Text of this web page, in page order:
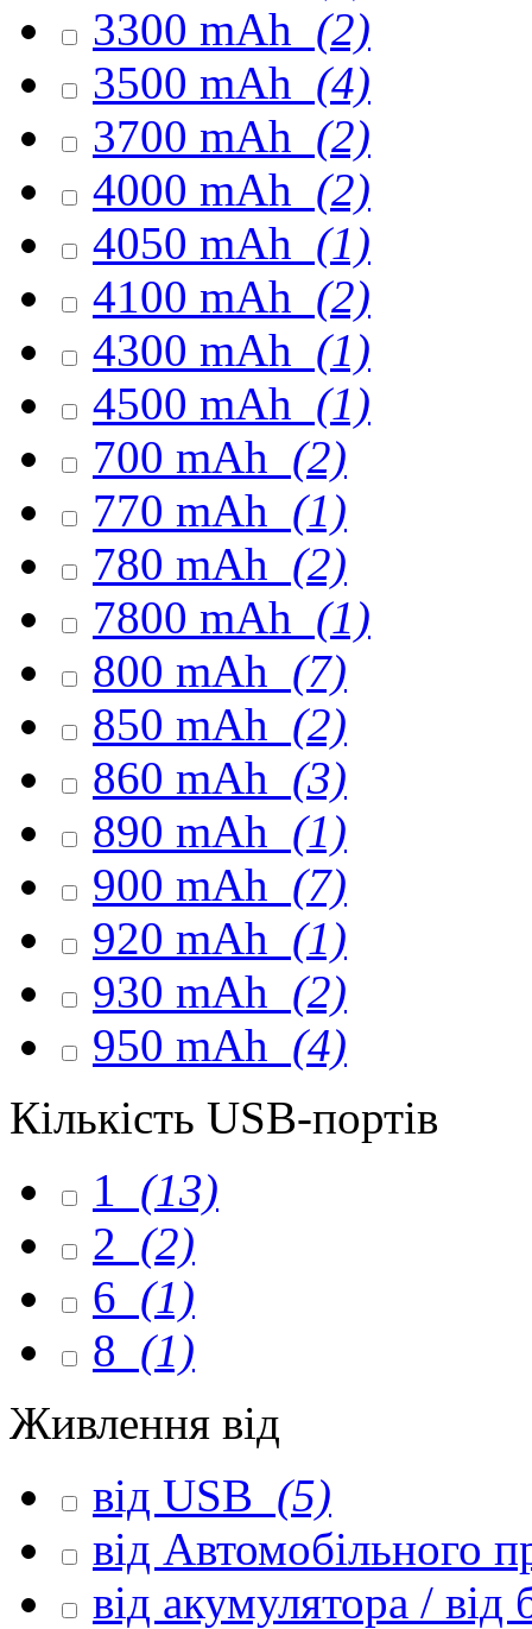
3300 mAh (2)
3500 mAh (4)
3700 mAh (2)
4000 mAh (2)
4050 mAh (1)
4100 mAh (2)
4300 mAh (1)
4500 mAh (1)
700 mAh (2)
770 mAh (1)
780 mAh (2)
7800 mAh (1)
800 mAh (7)
850 mAh (2)
860 mAh (3)
890 mAh (1)
900 mAh (7)
920 mAh (1)
930 mAh (2)
950 mAh (4)
Кількість USB-портів
1 (13)
2 (2)
6 (1)
8 (1)
Живлення від
від USB (5)
від Автомобільного
від акумулятора / від